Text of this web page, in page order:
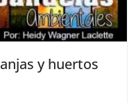
y huertos